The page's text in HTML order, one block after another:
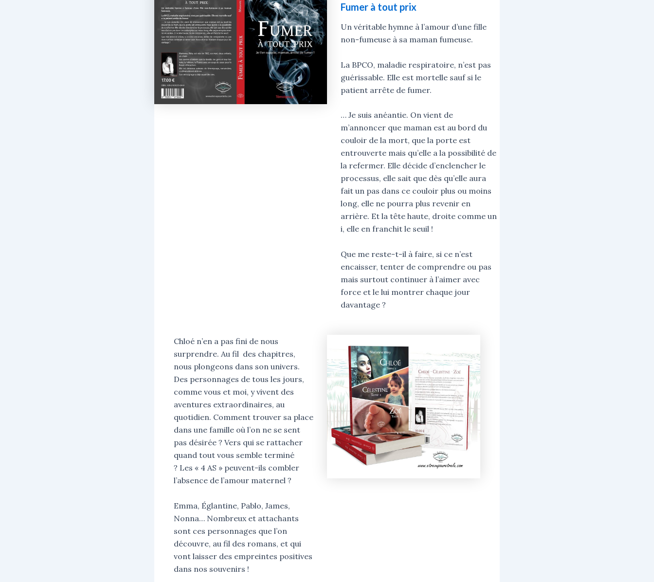
Fumer à tout prix
Un véritable hymne à l’amour d’une fille
non-fumeuse à sa maman fumeuse.
La BPCO, maladie respiratoire, n’est pas
guérissable. Elle est mortelle sauf si le
patient arrête de fumer.
… Je suis anéantie. On vient de
m’annoncer que maman est au bord du
couloir de la mort, que la porte est
entrouverte mais qu’elle a la possibilité de
la refermer. Elle décide d’enclencher le
processus, elle sait que dès qu’elle aura
fait un pas dans ce couloir plus ou moins
long, elle ne pourra plus revenir en
arrière. Et la tête haute, droite comme un
i, elle en franchit le seuil !
Que me reste-t-il à faire, si ce n’est
encaisser, tenter de comprendre ou pas
mais surtout continuer à l’aimer avec
force et le lui montrer chaque jour
davantage ?
Chloé n’en a pas fini de nous
surprendre. Au fil des chapitres,
nous plongeons dans son univers.
Des personnages de tous les jours,
comme vous et moi, y vivent des
aventures extraordinaires, au
quotidien. Comment trouver sa place
dans une famille où l’on ne se sent
pas désirée ? Vers qui se rattacher
quand tout vous semble terminé
? Les « 4 AS » peuvent-ils combler
l’absence de l’amour maternel ?
Emma, Églantine, Pablo, James,
Nonna… Nombreux et attachants
sont ces personnages que l’on
découvre, au fil des romans, et qui
vont laisser des empreintes positives
dans nos souvenirs !